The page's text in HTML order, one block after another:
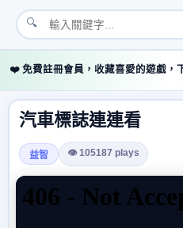
🔍
❤️ 免費註冊會員，收藏喜愛的遊戲，
汽車標誌連連看
益智 👁 105187 plays